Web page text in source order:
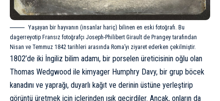
Yaşayan bir hayvanın (insanlar hariç) bilinen en eski fotoğrafı. Bu
dagerreyotip Fransız fotoğrafçı Joseph-Philibert Girault de Prangey tarafından
Nisan ve Temmuz 1842 tarihleri arasında Roma’yı ziyaret ederken çekilmiştir.
1802’de iki İngiliz bilim adamı, bir porselen üreticisinin oğlu olan
Thomas Wedgwood ile kimyager Humphry Davy, bir grup böcek
kanadını ve yaprağı, duyarlı kağıt ve derinin üstüne yerleştirip
görüntü üretmek için içlerinden ışık geçirdiler. Ancak, onların da